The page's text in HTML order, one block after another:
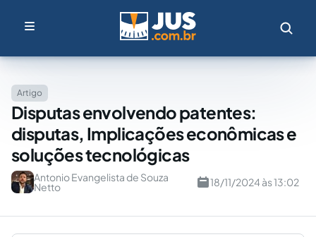
Artigo
Disputas envolvendo patentes:
disputas, Implicações econômicas e
soluções tecnológicas
Antonio Evangelista de Souza
Netto 18/11/2024 às 13:02